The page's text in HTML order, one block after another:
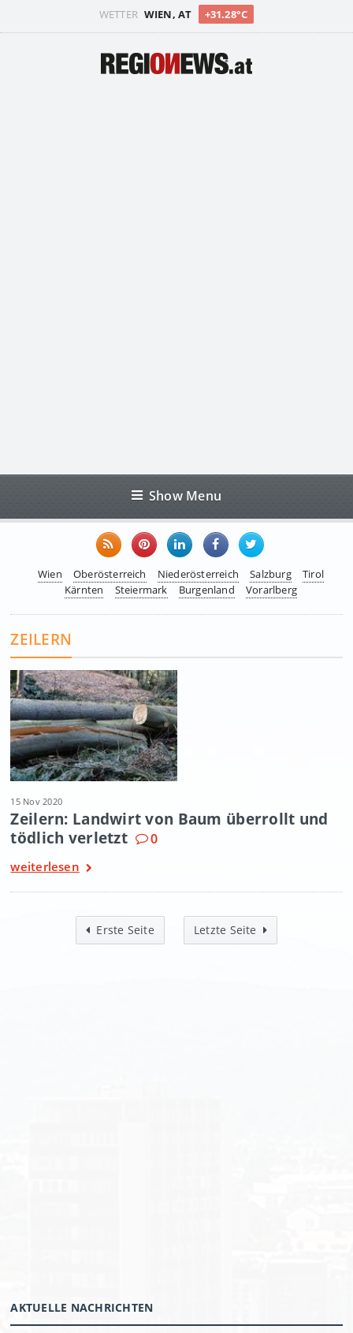
WETTER WIEN, AT +31.28°C
Show Menu
Wien Oberösterreich Niederösterreich Salzburg
Tirol
Kärnten
Steiermark Burgenland Vorarlberg
ZEILERN
15 Nov 2020
Zeilern: Landwirt von Baum überrollt und
tödlich verletzt
0
weiterlesen
Erste Seite Letzte Seite
AKTUELLE NACHRICHTEN